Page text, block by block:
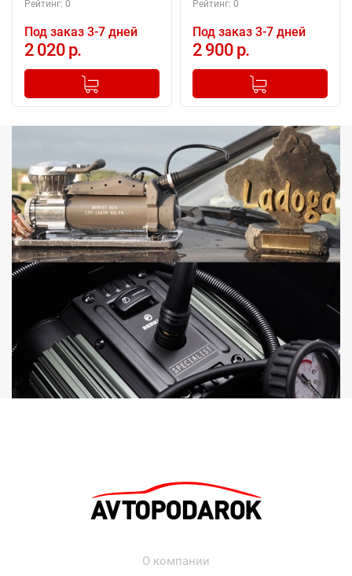
Рейтинг: 0
Под заказ 3-7 дней
2 020 р.
+
Добавлено в корзину
Рейтинг: 0
Под заказ 3-7 дней
2 900 р.
+
Добавлено в корзину
О компании